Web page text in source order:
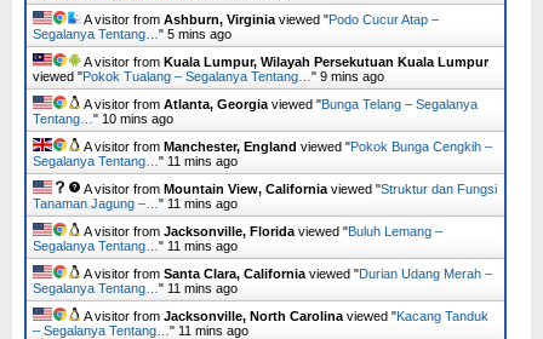
A visitor from Ashburn, Virginia viewed "Podo Cucur Atap –
Segalanya Tentang… " 5 mins ago
A visitor from Kuala Lumpur, Wilayah Persekutuan Kuala Lumpur
viewed "Pokok Tualang – Segalanya Tentang… " 9 mins ago
A visitor from Atlanta, Georgia viewed "Bunga Telang – Segalanya
Tentang… " 10 mins ago
A visitor from Manchester, England viewed "Pokok Bunga Cengkih –
Segalanya Tentang… " 11 mins ago
A visitor from Mountain View, California viewed "Struktur dan Fungsi
Tanaman Jagung –… " 11 mins ago
A visitor from Jacksonville, Florida viewed "Buluh Lemang –
Segalanya Tentang… " 11 mins ago
A visitor from Santa Clara, California viewed "Durian Udang Merah –
Segalanya Tentang… " 11 mins ago
A visitor from Jacksonville, North Carolina viewed "Kacang Tanduk
– Segalanya Tentang… " 11 mins ago